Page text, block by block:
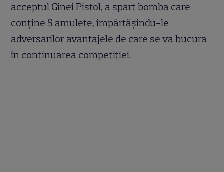
acceptul Ginei Pistol, a spart bomba care
conține 5 amulete, împărtășindu-le
adversarilor avantajele de care se va bucura
în continuarea competiției.